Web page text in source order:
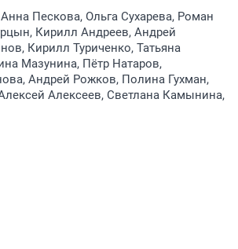
Пескова, Ольга Сухарева, Роман
Кирилл Андреев, Андрей
Кирилл Туриченко, Татьяна
Мазунина, Пётр Натаров,
Андрей Рожков, Полина Гухман,
Алексеев, Светлана Камынина,